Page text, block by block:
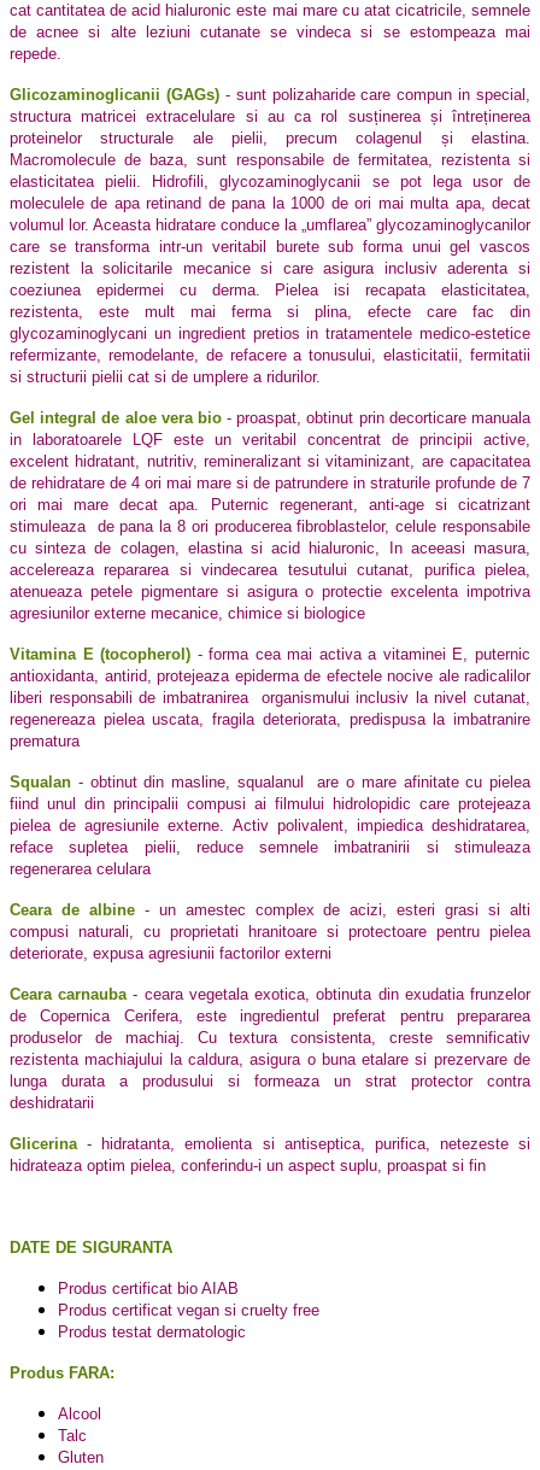
cat cantitatea de acid hialuronic este mai mare cu atat cicatricile, semnele
de acnee si alte leziuni cutanate se vindeca si se estompeaza mai
repede.
Glicozaminoglicanii (GAGs) - sunt polizaharide care compun in special,
structura matricei extracelulare si au ca rol susținerea și întreținerea
proteinelor structurale ale pielii, precum colagenul și elastina.
Macromolecule de baza, sunt responsabile de fermitatea, rezistenta si
elasticitatea pielii. Hidrofili, glycozaminoglycanii se pot lega usor de
moleculele de apa retinand de pana la 1000 de ori mai multa apa, decat
volumul lor. Aceasta hidratare conduce la „umflarea” glycozaminoglycanilor
care se transforma intr-un veritabil burete sub forma unui gel vascos
rezistent la solicitarile mecanice si care asigura inclusiv aderenta si
coeziunea epidermei cu derma. Pielea isi recapata elasticitatea,
rezistenta, este mult mai ferma si plina, efecte care fac din
glycozaminoglycani un ingredient pretios in tratamentele medico-estetice
refermizante, remodelante, de refacere a tonusului, elasticitatii, fermitatii
si structurii pielii cat si de umplere a ridurilor.
Gel integral de aloe vera bio- proaspat, obtinut prin decorticare manuala
in laboratoarele LQF este un veritabil concentrat de principii active,
excelent hidratant, nutritiv, remineralizant si vitaminizant, are capacitatea
de rehidratare de 4 ori mai mare si de patrundere in straturile profunde de 7
ori mai mare decat apa. Puternic regenerant, anti-age si cicatrizant
stimuleaza de pana la 8 ori producerea fibroblastelor, celule responsabile
cu sinteza de colagen, elastina si acid hialuronic, In aceeasi masura,
accelereaza repararea si vindecarea tesutului cutanat, purifica pielea,
atenueaza petele pigmentare si asigura o protectie excelenta impotriva
agresiunilor externe mecanice, chimice si biologice
Vitamina E (tocopherol) - forma cea mai activa a vitaminei E, puternic
antioxidanta, antirid, protejeaza epiderma de efectele nocive ale radicalilor
liberi responsabili de imbatranirea organismului inclusiv la nivel cutanat,
regenereaza pielea uscata, fragila deteriorata, predispusa la imbatranire
prematura
Squalan - obtinut din masline, squalanul are o mare afinitate cu pielea
fiind unul din principalii compusi ai filmului hidrolopidic care protejeaza
pielea de agresiunile externe. Activ polivalent, impiedica deshidratarea,
reface supletea pielii, reduce semnele imbatranirii si stimuleaza
regenerarea celulara
Ceara de albine- un amestec complex de acizi, esteri grasi si alti
compusi naturali, cu proprietati hranitoare si protectoare pentru pielea
deteriorate, expusa agresiunii factorilor externi
Ceara carnauba- ceara vegetala exotica, obtinuta din exudatia frunzelor
de Copernica Cerifera, este ingredientul preferat pentru prepararea
produselor de machiaj. Cu textura consistenta, creste semnificativ
rezistenta machiajului la caldura, asigura o buna etalare si prezervare de
lunga durata a produsului si formeaza un strat protector contra
deshidratarii
Glicerina - hidratanta, emolienta si antiseptica, purifica, netezeste si
hidrateaza optim pielea, conferindu-i un aspect suplu, proaspat si fin
DATE DE SIGURANTA
Produs certificat bio AIAB
Produs certificat vegan si cruelty free
Produs testat dermatologic
Produs FARA:
Alcool
Talc
Gluten